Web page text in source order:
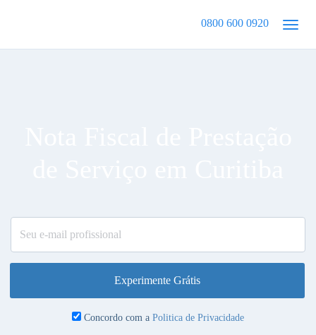
0800 600 0920
Experimente Grátis
Concordo com a Politica de Privacidade